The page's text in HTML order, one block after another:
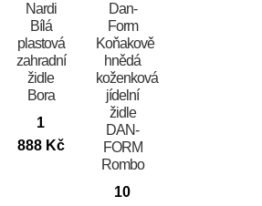
Nardi
Bílá
plastová
zahradní
židle
Bora
1
888 Kč
​​​​​Dan-
Form
Koňakově
hnědá
koženková
jídelní
židle
DAN-
FORM
Rombo
10